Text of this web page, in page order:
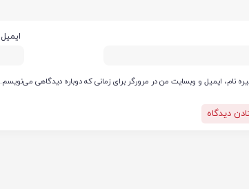
ایمیل
نام، ایمیل و وبسایت من در مرورگر برای زمانی که دوباره دیدگاهی می‌نویسم.